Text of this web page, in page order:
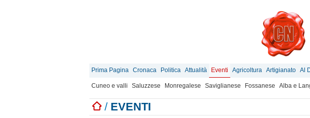
Prima Pagina Cronaca Politica Attualità Eventi Agricoltura Artigianato Al
Cuneo e valli Saluzzese Monregalese Saviglianese Fossanese Alba e
/ EVENTI